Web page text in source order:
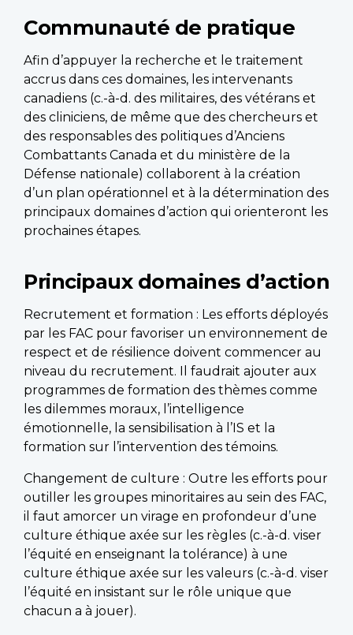
Communauté de pratique
Afin d’appuyer la recherche et le traitement
accrus dans ces domaines, les intervenants
canadiens (c.-à-d. des militaires, des vétérans et
des cliniciens, de même que des chercheurs et
des responsables des politiques d’Anciens
Combattants Canada et du ministère de la
Défense nationale) collaborent à la création
d’un plan opérationnel et à la détermination des
principaux domaines d’action qui orienteront les
prochaines étapes.
Principaux domaines d’action
Recrutement et formation : Les efforts déployés
par les FAC pour favoriser un environnement de
respect et de résilience doivent commencer au
niveau du recrutement. Il faudrait ajouter aux
programmes de formation des thèmes comme
les dilemmes moraux, l’intelligence
émotionnelle, la sensibilisation à l’IS et la
formation sur l’intervention des témoins.
Changement de culture : Outre les efforts pour
outiller les groupes minoritaires au sein des FAC,
il faut amorcer un virage en profondeur d’une
culture éthique axée sur les règles (c.-à-d. viser
l’équité en enseignant la tolérance) à une
culture éthique axée sur les valeurs (c.-à-d. viser
l’équité en insistant sur le rôle unique que
chacun a à jouer).